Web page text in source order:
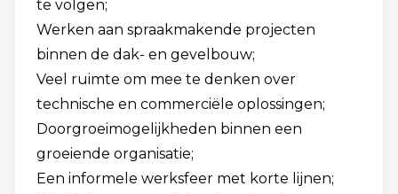
te volgen;
Werken aan spraakmakende projecten
binnen de dak- en gevelbouw;
Veel ruimte om mee te denken over
technische en commerciële oplossingen;
Doorgroeimogelijkheden binnen een
groeiende organisatie;
Een informele werksfeer met korte lijnen;